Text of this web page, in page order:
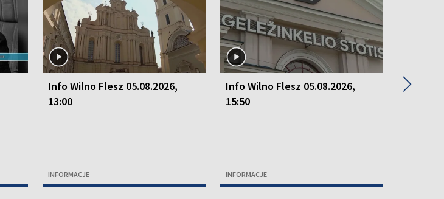
Info Wilno Flesz 05.08.2026,
13:00
INFORMACJE
Info Wilno Flesz 05.08.2026,
15:50
INFORMACJE
Info
▶